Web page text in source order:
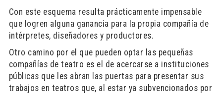
Con este esquema resulta prácticamente impensable
que logren alguna ganancia para la propia compañía de
intérpretes, diseñadores y productores.
Otro camino por el que pueden optar las pequeñas
compañías de teatro es el de acercarse a instituciones
públicas que les abran las puertas para presentar sus
trabajos en teatros que, al estar ya subvencionados por